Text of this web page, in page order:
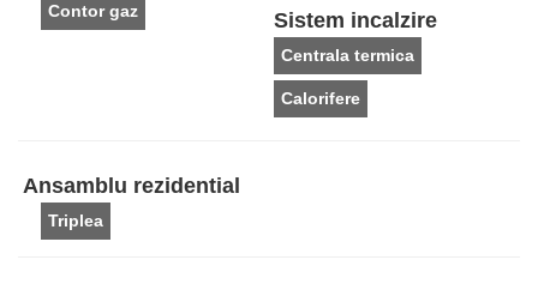
Contor gaz Sistem incalzire
Centrala termica
Calorifere
Ansamblu rezidential
Triplea